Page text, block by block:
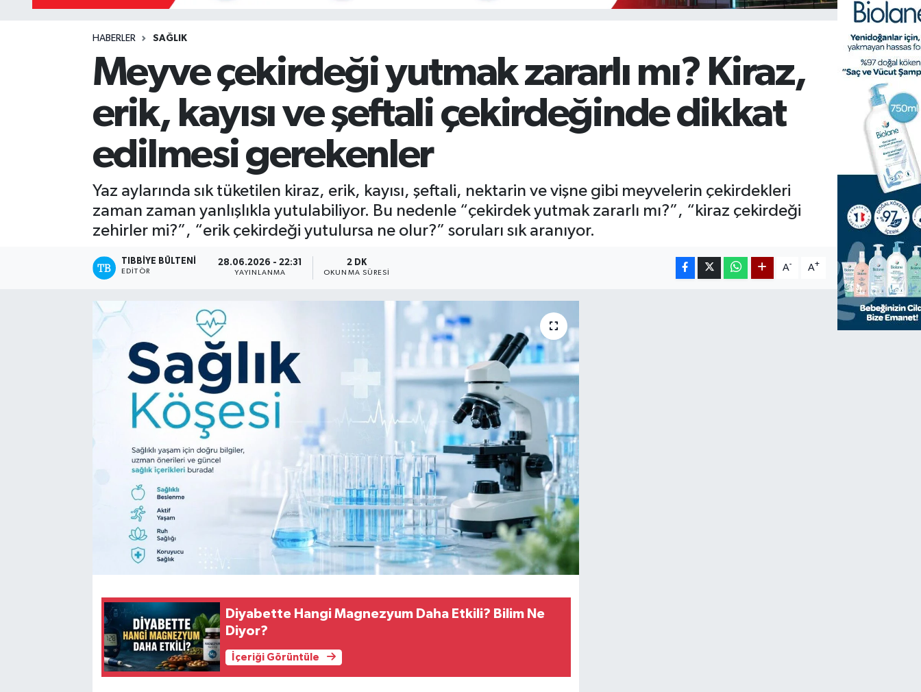
HABERLER SAĞLIK
Meyve çekirdeği yutmak zararlı mı? Kiraz,
erik, kayısı ve şeftali çekirdeğinde dikkat
edilmesi gerekenler
Yaz aylarında sık tüketilen kiraz, erik, kayısı, şeftali, nektarin ve vişne gibi meyvelerin çekirdekleri
zaman zaman yanlışlıkla yutulabiliyor. Bu nedenle “çekirdek yutmak zararlı mı?”, “kiraz çekirdeği
zehirler mi?”, “erik çekirdeği yutulursa ne olur?” soruları sık aranıyor.
TIBBIYE BÜLTENI
EDITÖR
28.06.2026 - 22:31
YAYINLANMA
2 DK
OKUNMA SÜRESI
A- A+
Diyabette Hangi Magnezyum Daha Etkili? Bilim Ne
Diyor?
İçeriği Görüntüle